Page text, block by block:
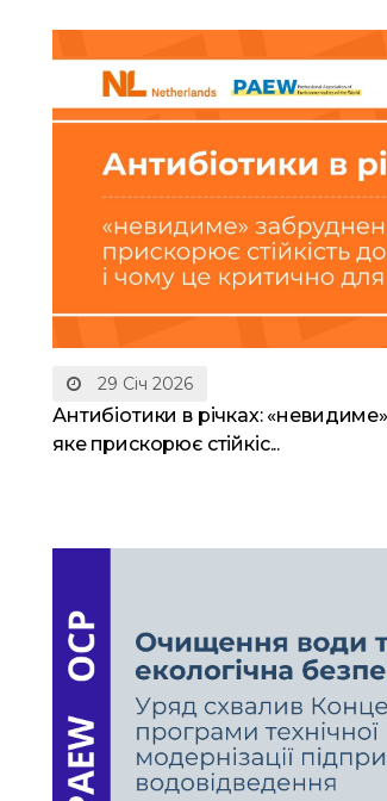
29 Січ 2026
Антибіотики в річках:
яке прискорює стійкіс...